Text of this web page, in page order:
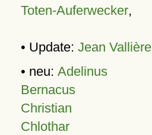
Toten-Auferwecker,
• Update: Jean Vallière
• neu: Adelinus
Bernacus
Christian
Chlothar